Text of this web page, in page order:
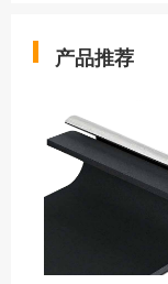
产品推荐